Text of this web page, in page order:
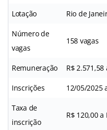
Lotação Rio de
Número de
vagas
158 vagas
Remuneração R$ 2.571,58
Inscrições 12/05/2025
Taxa de
inscrição
R$ 120,00 a